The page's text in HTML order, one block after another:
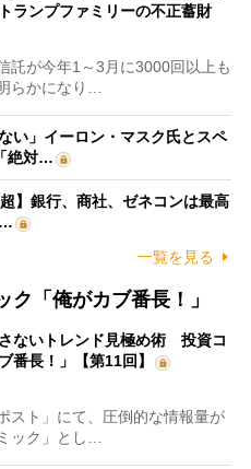
ランプファミリーの不正蓄財
が今年1～3月に3000回以上も
らかになり…
い」イーロン・マスク氏とスペ
絶対…
】銀行、商社、ゼネコンは最高
…
一覧を見る
「俺がカブ番長！」
さないトレンド見極め術 投資コ
番長！」【第11回】
ト」にて、圧倒的な情報量が
ック」とし…